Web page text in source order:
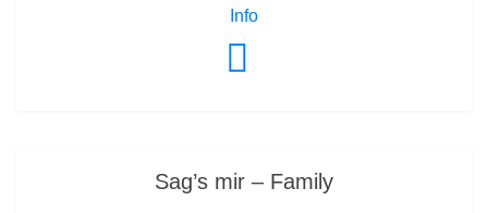
Info
Sag’s mir – Family